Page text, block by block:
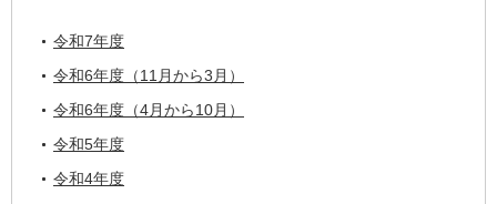
令和7年度
令和6年度（11月から3月）
令和6年度（4月から10月）
令和5年度
令和4年度